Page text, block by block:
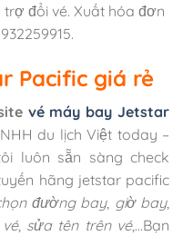
đổi vé. Xuất hóa đơn
Pacific giá rẻ
vé máy bay Jetstar
du lịch Việt today –
luôn sẵn sàng check
hãng jetstar pacific
đường bay, giờ bay,
, sửa tên trên vé,…Bạn